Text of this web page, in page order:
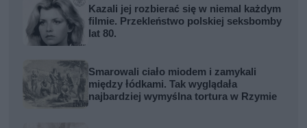
Kazali jej rozbierać się w niemal każdym
filmie. Przekleństwo polskiej seksbomby
lat 80.
Smarowali ciało miodem i zamykali
między łódkami. Tak wyglądała
najbardziej wymyślna tortura w Rzymie